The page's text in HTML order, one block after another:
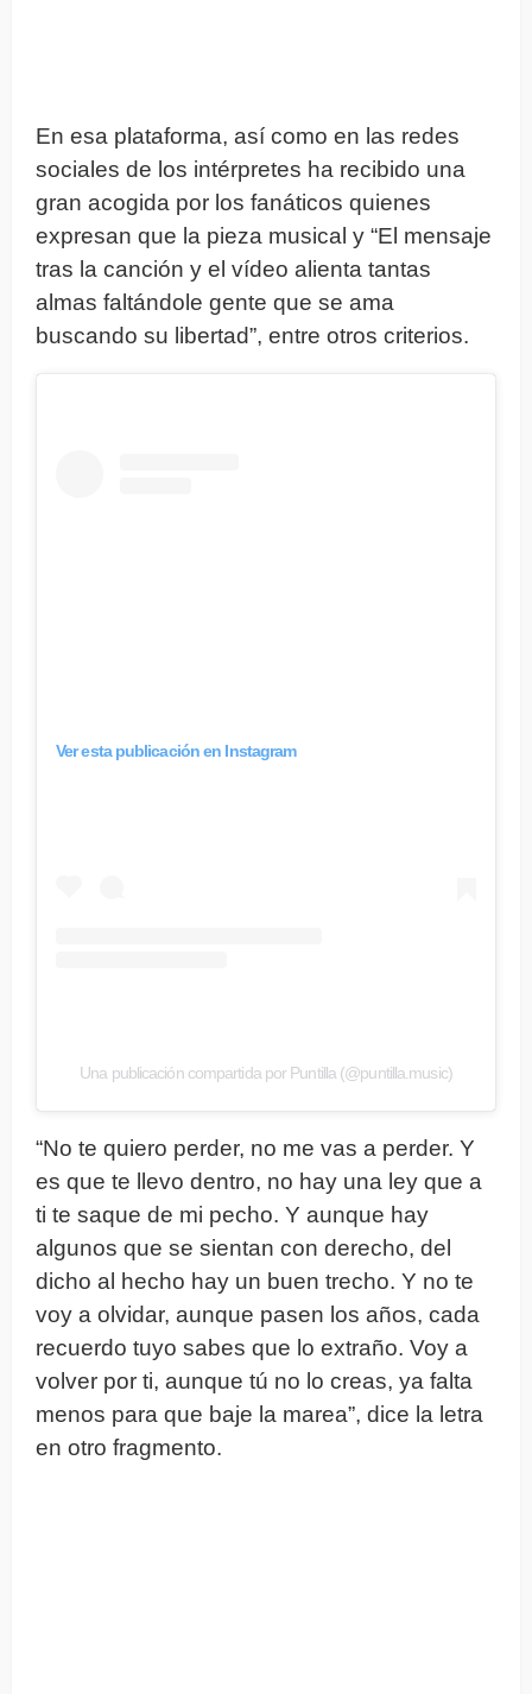
En esa plataforma, así como en las redes
sociales de los intérpretes ha recibido una
gran acogida por los fanáticos quienes
expresan que la pieza musical y “El mensaje
tras la canción y el vídeo alienta tantas
almas faltándole gente que se ama
buscando su libertad”, entre otros criterios.
Ver esta publicación en Instagram
Una publicación compartida por Puntilla (@puntilla.music)
“No te quiero perder, no me vas a perder. Y
es que te llevo dentro, no hay una ley que a
ti te saque de mi pecho. Y aunque hay
algunos que se sientan con derecho, del
dicho al hecho hay un buen trecho. Y no te
voy a olvidar, aunque pasen los años, cada
recuerdo tuyo sabes que lo extraño. Voy a
volver por ti, aunque tú no lo creas, ya falta
menos para que baje la marea”, dice la letra
en otro fragmento.